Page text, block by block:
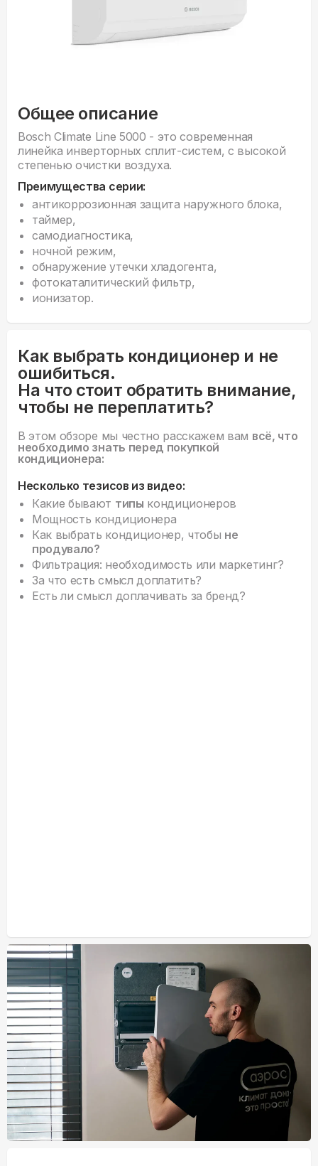
Общее описание
Bosch Climate Line 5000 - это современная
линейка инверторных сплит-систем, с высокой
степенью очистки воздуха.
Преимущества серии:
антикоррозионная защита наружного блока,
таймер,
самодиагностика,
ночной режим,
обнаружение утечки хладогента,
фотокаталитический фильтр,
ионизатор.
Как выбрать кондиционер и не
ошибиться.
На что стоит обратить внимание,
чтобы не переплатить?
В этом обзоре мы честно расскажем вам всё, что
необходимо знать перед покупкой
кондиционера:
Несколько тезисов из видео:
Какие бывают типы кондиционеров
Мощность кондиционера
Как выбрать кондиционер, чтобы не
продувало?
Фильтрация: необходимость или маркетинг?
За что есть смысл доплатить?
Есть ли смысл доплачивать за бренд?